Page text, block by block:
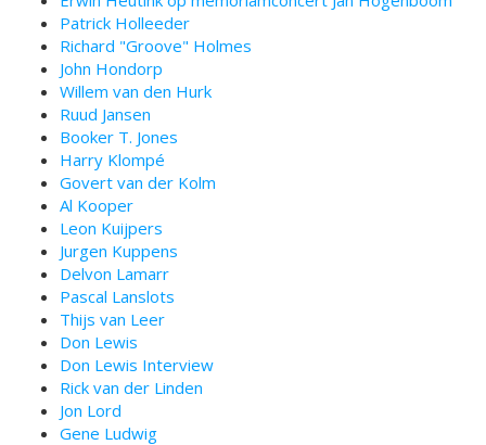
Patrick Holleeder
Richard "Groove" Holmes
John Hondorp
Willem van den Hurk
Ruud Jansen
Booker T. Jones
Harry Klompé
Govert van der Kolm
Al Kooper
Leon Kuijpers
Jurgen Kuppens
Delvon Lamarr
Pascal Lanslots
Thijs van Leer
Don Lewis
Don Lewis Interview
Rick van der Linden
Jon Lord
Gene Ludwig